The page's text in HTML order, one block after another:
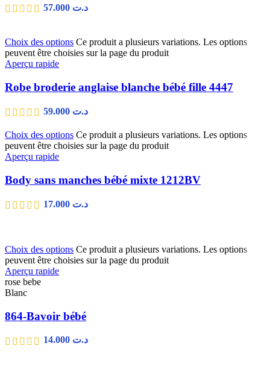
د.ت
Choix des options Ce produit a plusieurs variations. Les options
peuvent être choisies sur la page du produit
Aperçu rapide
Robe broderie anglaise blanche bébé fille 4447
د.ت
Choix des options Ce produit a plusieurs variations. Les options
peuvent être choisies sur la page du produit
Aperçu rapide
Body sans manches bébé mixte 1212BV
د.ت
Choix des options Ce produit a plusieurs variations. Les options
peuvent être choisies sur la page du produit
Aperçu rapide
rose bebe
Blanc
864-Bavoir bébé
د.ت